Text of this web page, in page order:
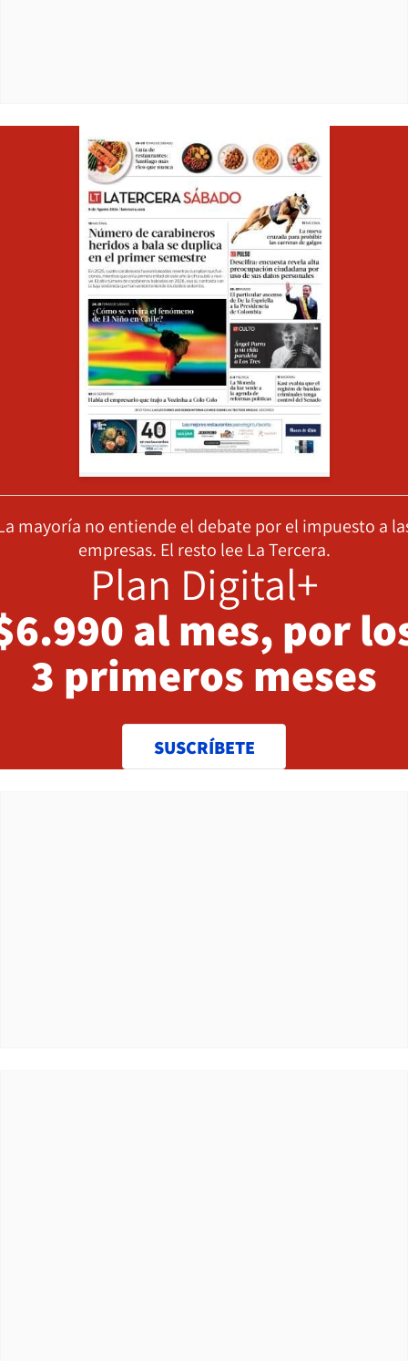
mayoría no entiende el debate por el impuesto a
empresas. El resto lee La Tercera.
Plan Digital+
al mes, por
3 primeros meses
SUSCRÍBETE